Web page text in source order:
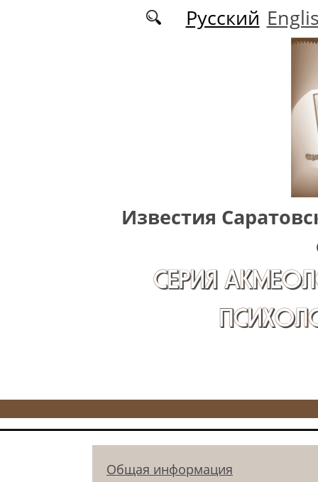
Перейти к основному содержаниюРусский
Известия
СЕРИЯ
Общая информация